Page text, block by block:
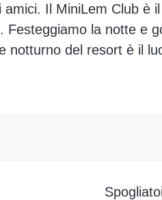
Il MiniLem Club è
la notte e
notturno del resort è il